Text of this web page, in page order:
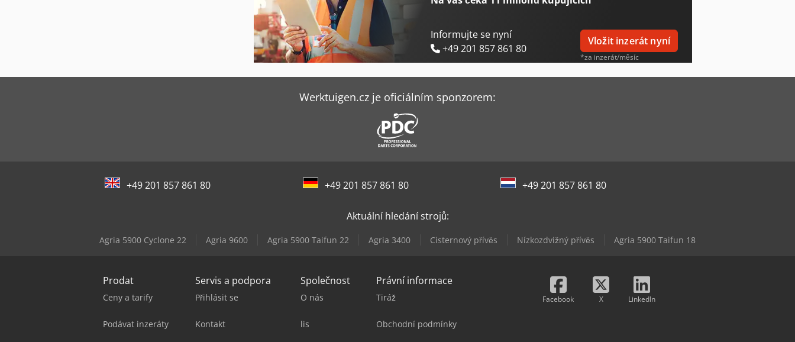
Informujte se nyní
+49 201 857 861 80
Vložit inzerát nyní
*za inzerát/měsíc
Werktuigen.cz je oficiálním sponzorem:
+49 201 857 861 80 +49 201 857 861 80 +49 201 857 861 80
Aktuální hledání strojů:
Agria 5900 Cyclone 22 Agria 9600 Agria 5900 Taifun 22 Agria 3400 Cisternový přívěs Nízkozdvižný přívěs Agria 5900 Taifun 18
Prodat
Ceny a tarify
Podávat inzeráty
Servis a podpora
Přihlásit se
Kontakt
Společnost
O nás
lis
Právní informace
Tiráž
Obchodní podmínky
Facebook X LinkedIn